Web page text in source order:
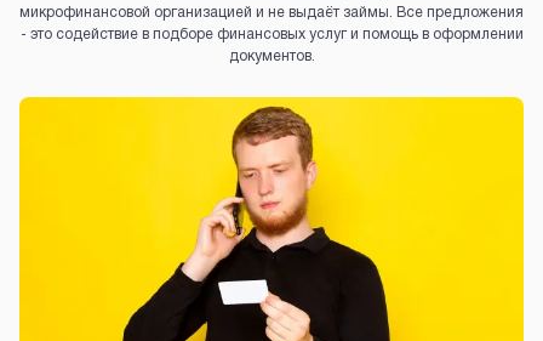
микрофинансовой организацией и не выдаёт займы. Все предложения
- это содействие в подборе финансовых услуг и помощь в оформлении
документов.